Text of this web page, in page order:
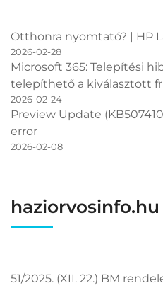
Otthonra nyomtató? | HP
2026-02-28
Microsoft 365: Telepítési
telepíthető a kiválasztott
2026-02-24
Preview Update
error
2026-02-08
haziorvosinfo.hu
51/2025. (XII. 22.) BM